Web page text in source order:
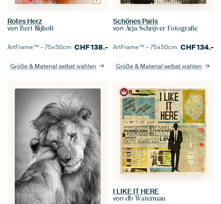
Rotes Herz
von Bert Nijholt
ArtFrame™ –75×50cm CHF138.-
Größe & Material selbst wählen
Schönes Paris
von Arja Schrijver Fotografie
ArtFrame™ –75×50cm CHF134.-
Größe & Material selbst wählen
I LIKE IT HERE
von db Waterman